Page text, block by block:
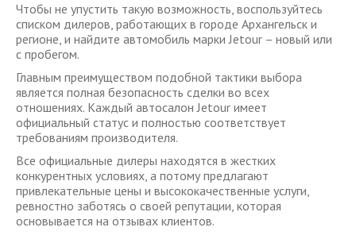
Чтобы не упустить такую возможность, воспользуйтесь
списком дилеров, работающих в городе Архангельск и
регионе, и найдите автомобиль марки Jetour – новый или
с пробегом.
Главным преимуществом подобной тактики выбора
является полная безопасность сделки во всех
отношениях. Каждый автосалон Jetour имеет
официальный статус и полностью соответствует
требованиям производителя.
Все официальные дилеры находятся в жестких
конкурентных условиях, а потому предлагают
привлекательные цены и высококачественные услуги,
ревностно заботясь о своей репутации, которая
основывается на отзывах клиентов.